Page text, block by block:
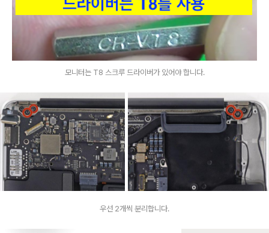
모니터는 T8 스크루 드라이버가 있어야 합니다.
우선 2개씩 분리합니다.